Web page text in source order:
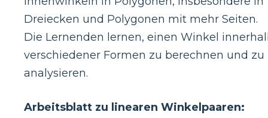
Dreiecken und Polygonen mit mehr Seiten.
Die Lernenden lernen, einen Winkel
verschiedener Formen zu berechnen und zu
analysieren.
Arbeitsblatt zu linearen Winkelpaaren: